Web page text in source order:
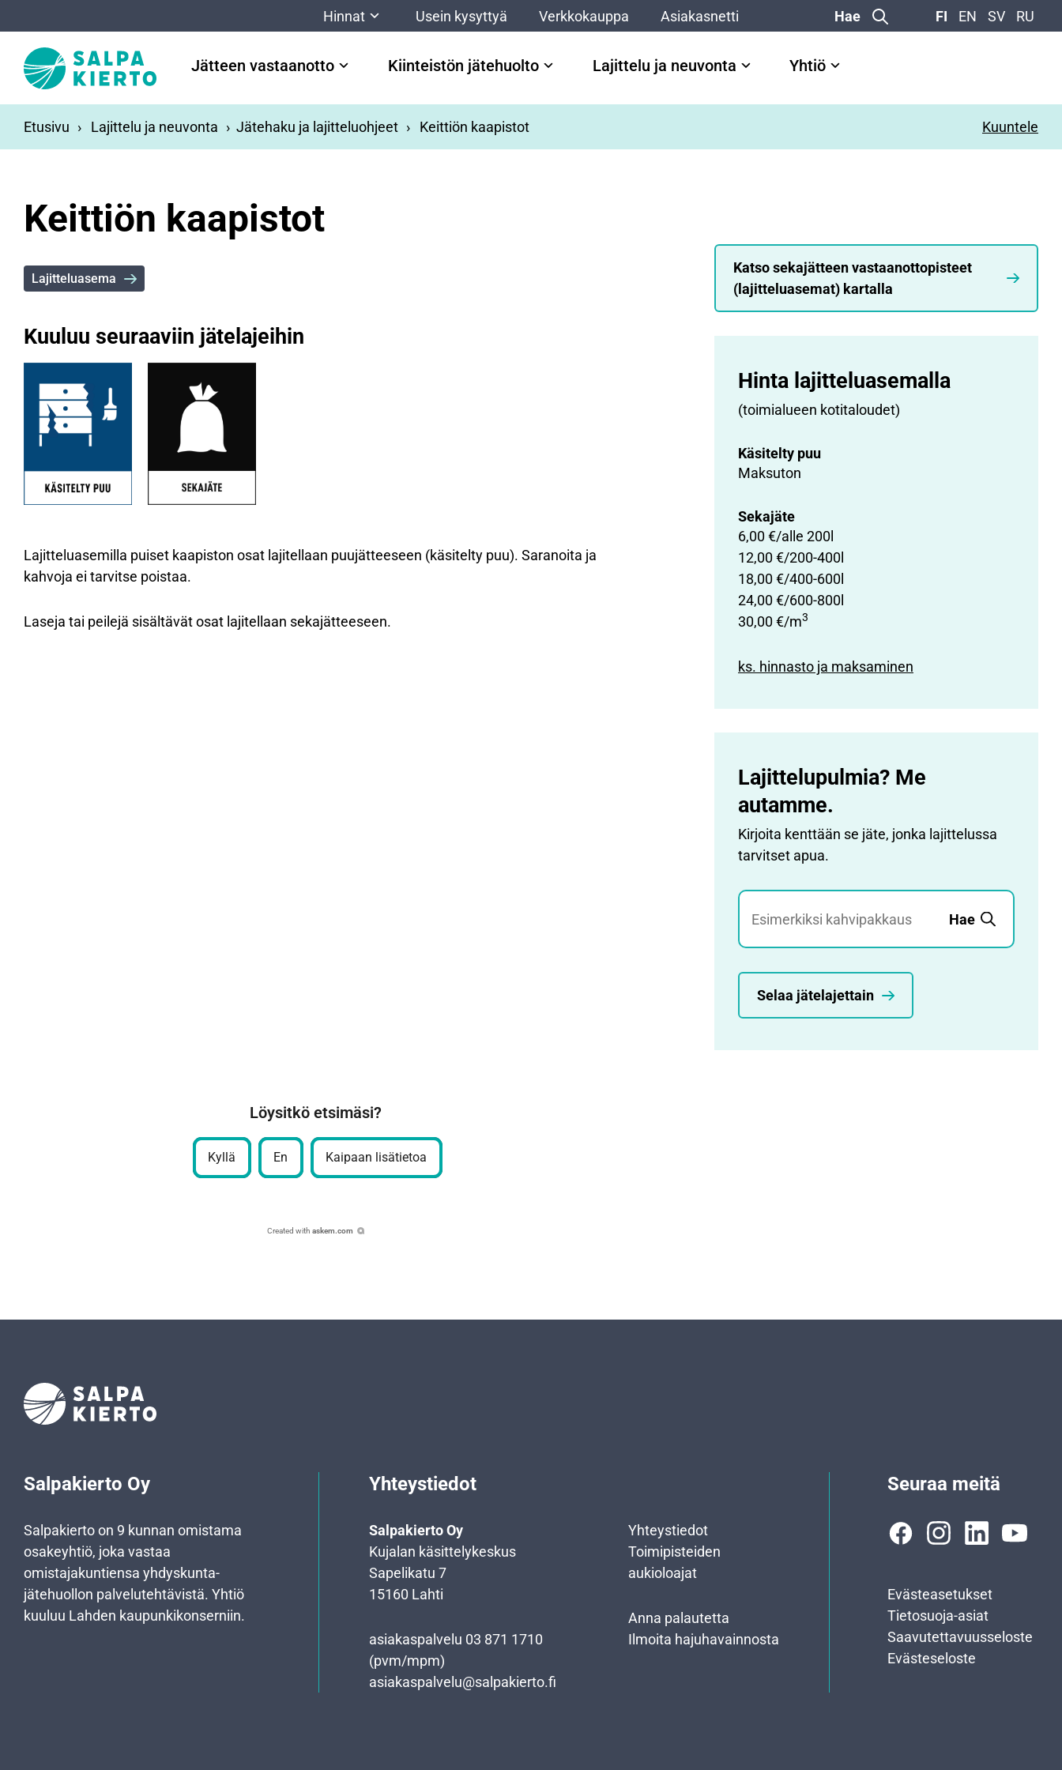
Hinnat Usein kysyttyä Verkkokauppa Asiakasnetti Hae FI EN SV RU
Jätteen vastaanotto Kiinteistön jätehuolto Lajittelu ja neuvonta Yhtiö
Etusivu Lajittelu ja neuvonta Jätehaku ja lajitteluohjeet Keittiön kaapistot Kuuntele
Keittiön kaapistot
Lajitteluasema
Kuuluu seuraaviin jätelajeihin
Lajitteluasemilla puiset kaapiston osat lajitellaan puujätteeseen (käsitelty puu). Saranoita ja
kahvoja ei tarvitse poistaa.
Laseja tai peilejä sisältävät osat lajitellaan sekajätteeseen.
Katso sekajätteen vastaanottopisteet
(lajitteluasemat) kartalla
Hinta lajittelu­asemalla
(toimialueen kotitaloudet)
Käsitelty puu
Maksuton
Sekajäte
6,00 €/alle 200l
12,00 €/200-400l
18,00 €/400-600l
24,00 €/600-800l
30,00 €/m3
ks. hinnasto ja maksaminen
Lajittelupulmia? Me
autamme.
Kirjoita kenttään se jäte, jonka lajittelussa
tarvitset apua.
Jätehaku
Hae
Selaa jätelajettain
Löysitkö etsimäsi?
Kyllä En Kaipaan lisätietoa
Created with askem.com
Salpakierto Oy
Salpakierto on 9 kunnan omistama
osakeyhtiö, joka vastaa
omistajakuntiensa yhdyskunta­
jätehuollon palvelutehtävistä. Yhtiö
kuuluu Lahden kaupunkikonserniin.
Yhteystiedot
Salpakierto Oy
Kujalan käsittelykeskus
Sapelikatu 7
15160 Lahti
asiakaspalvelu 03 871 1710
(pvm/mpm)
asiakaspalvelu@salpakierto.fi
Yhteystiedot
Toimipisteiden
aukioloajat
Anna palautetta
Ilmoita hajuhavainnosta
Seuraa meitä
Evästeasetukset
Tietosuoja-asiat
Saavutettavuusseloste
Evästeseloste